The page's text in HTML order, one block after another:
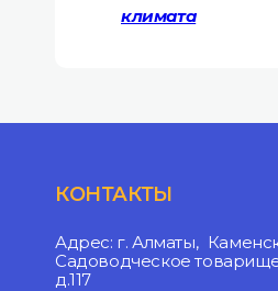
климата
КОНТАКТЫ
Адрес: г. Алматы,
Садоводческое
д.117